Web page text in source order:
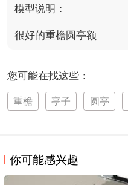
模型说明：
很好的重檐圆亭额
您可能在找这些：
重檐 亭子 圆亭
你可能感兴趣